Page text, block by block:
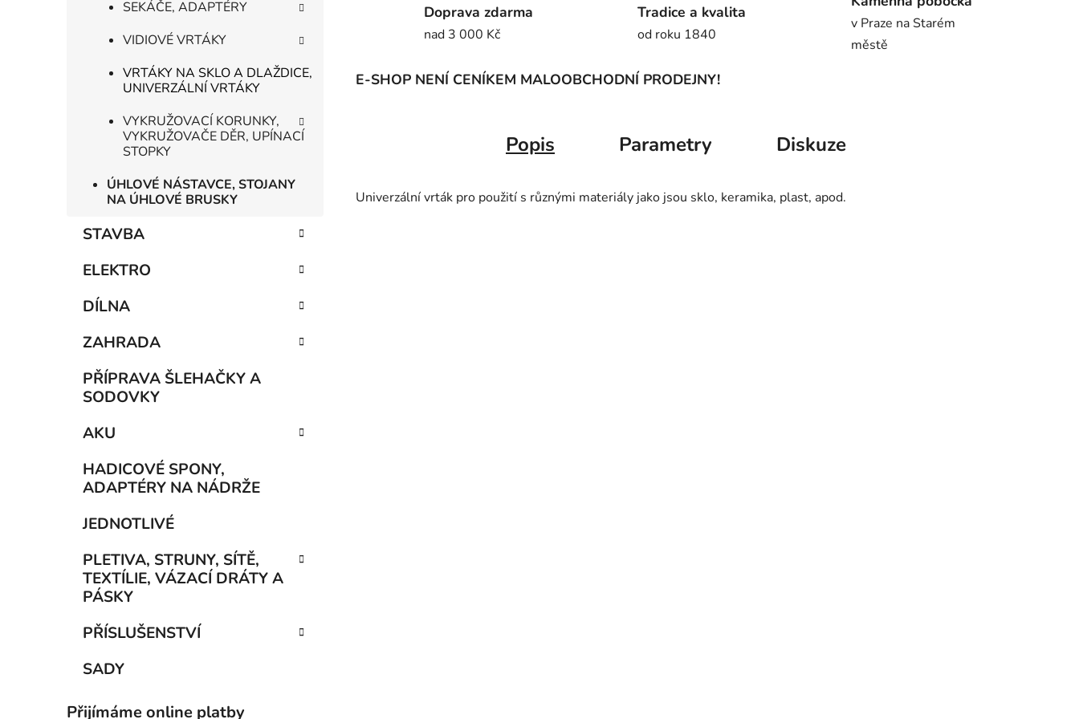
SEKÁČE, ADAPTÉRY
VIDIOVÉ VRTÁKY
VRTÁKY NA SKLO A DLAŽDICE,
UNIVERZÁLNÍ VRTÁKY
VYKRUŽOVACÍ KORUNKY,
VYKRUŽOVAČE DĚR, UPÍNACÍ
STOPKY
ÚHLOVÉ NÁSTAVCE, STOJANY
NA ÚHLOVÉ BRUSKY
STAVBA
ELEKTRO
DÍLNA
ZAHRADA
PŘÍPRAVA ŠLEHAČKY A
SODOVKY
AKU
HADICOVÉ SPONY,
ADAPTÉRY NA NÁDRŽE
JEDNOTLIVÉ
PLETIVA, STRUNY, SÍTĚ,
TEXTÍLIE, VÁZACÍ DRÁTY A
PÁSKY
PŘÍSLUŠENSTVÍ
SADY
Přijímáme online platby
Doprava zdarma
nad 3 000 Kč
Tradice a kvalita
od roku 1840
v Praze na Starém
městě
E-SHOP NENÍ CENÍKEM MALOOBCHODNÍ PRODEJNY!
Popis Parametry Diskuze
Univerzální vrták pro použití s různými materiály jako jsou sklo, keramika, plast, apod.